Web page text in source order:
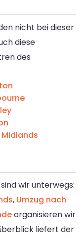
nicht bei dieser
diese
des
wir unterwegs:
, Umzug nach
organisieren wir
liefert der